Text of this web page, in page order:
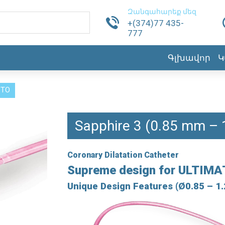
Զանգահարեք մեզ
+(374)77 435-
777
Գլխավոր
Sapphire 3 (0.85 mm –
Coronary Dilatation Catheter
Supreme design for
Unique Design Features (Ø0.85 –